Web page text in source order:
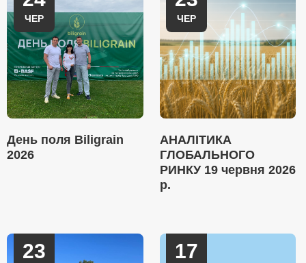
ЧЕР
День поля Biligrain
2026
ЧЕР
АНАЛІТИКА
ГЛОБАЛЬНОГО
РИНКУ 19 червня 2026
р.
23 17